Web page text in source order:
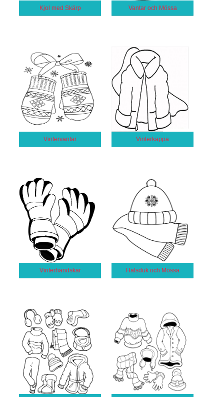
Kjol med Skärp Vantar och Mössa
Vintervantar Vinterkappa
Vinterhandskar Halsduk och Mössa